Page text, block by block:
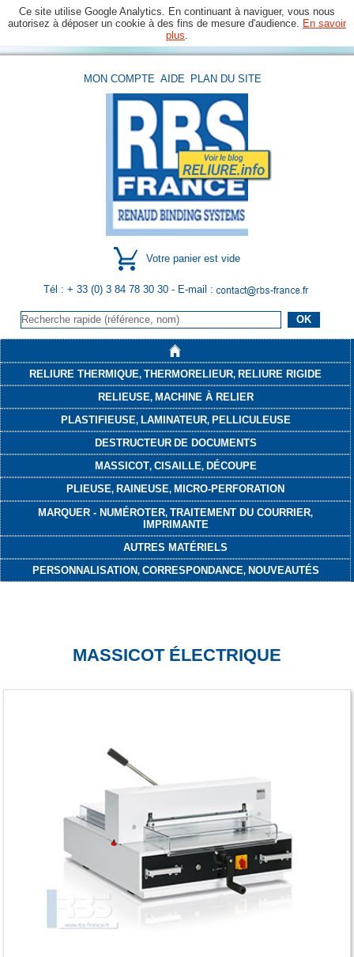
Ce site utilise Google Analytics. En continuant à naviguer, vous nous
autorisez à déposer un cookie à des fins de mesure d'audience. En savoir
plus
MON COMPTE AIDE PLAN DU SITE
Votre panier est vide
Tél : + 33 (0) 3 84 78 30 30 - E-mail :
RELIURE THERMIQUE,THERMORELIEUR, RELIURE RIGIDE
RELIEUSE, MACHINE À RELIER
PLASTIFIEUSE, LAMINATEUR, PELLICULEUSE
DESTRUCTEUR DE DOCUMENTS
MASSICOT, CISAILLE, DÉCOUPE
PLIEUSE, RAINEUSE, MICRO-PERFORATION
MARQUER - NUMÉROTER,TRAITEMENT DU COURRIER,
IMPRIMANTE
AUTRES MATÉRIELS
PERSONNALISATION, CORRESPONDANCE, NOUVEAUTÉS
MASSICOT ÉLECTRIQUE